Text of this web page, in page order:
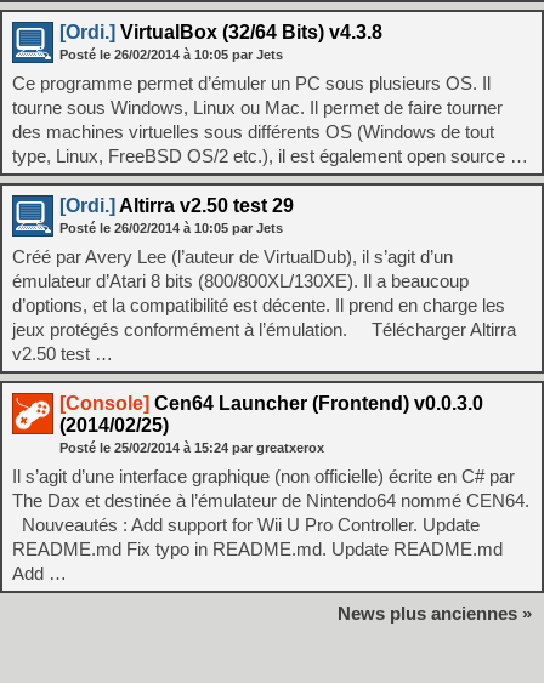
[Ordi.] VirtualBox (32/64 Bits) v4.3.8
Posté le 26/02/2014 à 10:05 par Jets
Ce programme permet d’émuler un PC sous plusieurs OS. Il
tourne sous Windows, Linux ou Mac. Il permet de faire tourner
des machines virtuelles sous différents OS (Windows de tout
type, Linux, FreeBSD OS/2 etc.), il est également open source …
[Ordi.] Altirra v2.50 test 29
Posté le 26/02/2014 à 10:05 par Jets
Créé par Avery Lee (l’auteur de VirtualDub), il s’agit d’un
émulateur d’Atari 8 bits (800/800XL/130XE). Il a beaucoup
d’options, et la compatibilité est décente. Il prend en charge les
jeux protégés conformément à l’émulation. Télécharger Altirra
v2.50 test …
[Console] Cen64 Launcher (Frontend) v0.0.3.0
(2014/02/25)
Posté le 25/02/2014 à 15:24 par greatxerox
Il s’agit d’une interface graphique (non officielle) écrite en C# par
The Dax et destinée à l’émulateur de Nintendo64 nommé CEN64.
Nouveautés : Add support for Wii U Pro Controller. Update
README.md Fix typo in README.md. Update README.md
Add …
News plus anciennes »